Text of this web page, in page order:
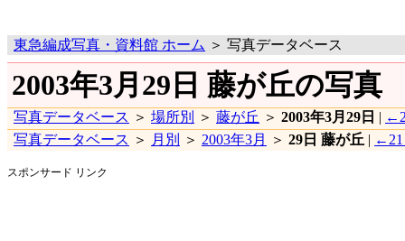
東急編成写真・資料館 ホーム ＞ 写真データベース
2003年3月29日 藤が丘の写真
写真データベース ＞ 場所別 ＞ 藤が丘 ＞ 2003年3月29日 |
写真データベース ＞ 月別 ＞ 2003年3月 ＞ 29日 藤が丘 | ←21
スポンサード リンク